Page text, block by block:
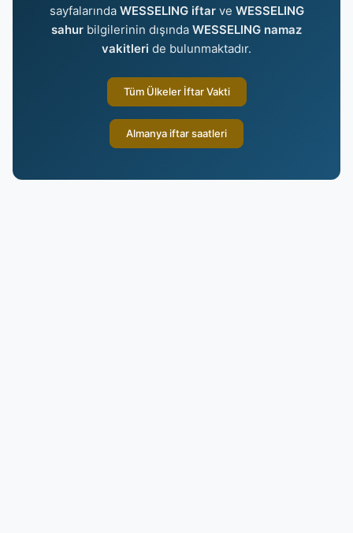
sayfalarında WESSELING iftarve WESSELING
sahur bilgilerinin dışında WESSELING namaz
vakitleri de bulunmaktadır.
Tüm Ülkeler İftar Vakti
Almanya iftar saatleri